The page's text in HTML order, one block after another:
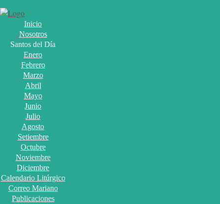
Inicio
Nosotros
Santos del Día
Enero
Febrero
Marzo
Abril
Mayo
Junio
Julio
Agosto
Setiembre
Octubre
Noviembre
Diciembre
Calendario Litúrgico
Correo Mariano
Publicaciones